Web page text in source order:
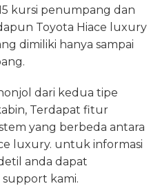
kursi penumpang dan
Toyota Hiace luxury
dimiliki hanya sampai
dari kedua tipe
Terdapat fitur
yang berbeda antara
luxury. untuk informasi
anda dapat
kami.